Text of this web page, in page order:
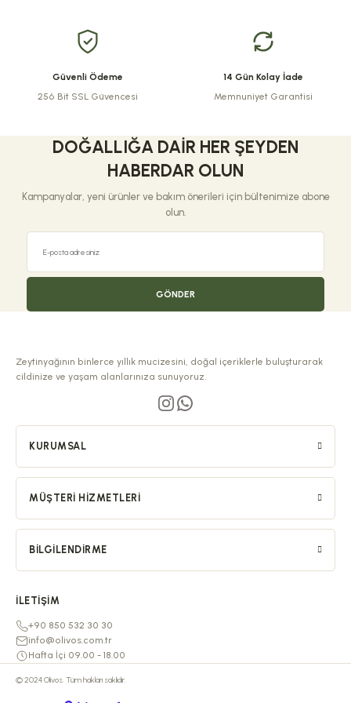
Güvenli Ödeme
256 Bit SSL Güvencesi
14 Gün Kolay İade
Memnuniyet Garantisi
DOĞALLIĞA DAIR HER ŞEYDEN
HABERDAR OLUN
Kampanyalar, yeni ürünler ve bakım önerileri için bültenimize abone
olun.
GÖNDER
Zeytinyağının binlerce yıllık mucizesini, doğal içeriklerle buluşturarak
cildinize ve yaşam alanlarınıza sunuyoruz.
KURUMSAL
MÜŞTERI HIZMETLERI
BILGILENDIRME
İLETIŞIM
+90 850 532 30 30
info@olivos.com.tr
Hafta İçi 09.00 - 18.00
© 2024 Olivos. Tüm hakları saklıdır.